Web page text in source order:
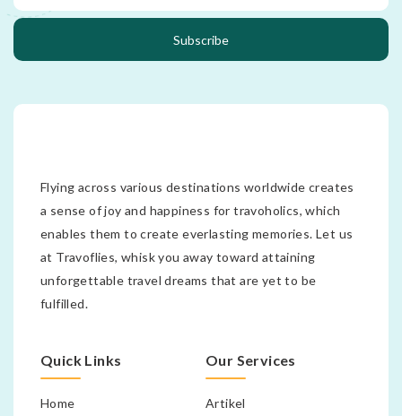
Subscribe
Flying across various destinations worldwide creates
a sense of joy and happiness for travoholics, which
enables them to create everlasting memories. Let us
at Travoflies, whisk you away toward attaining
unforgettable travel dreams that are yet to be
fulfilled.
Quick Links
Home
Our Services
Artikel